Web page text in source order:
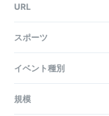
URL
スポーツ
イベント種別
規模